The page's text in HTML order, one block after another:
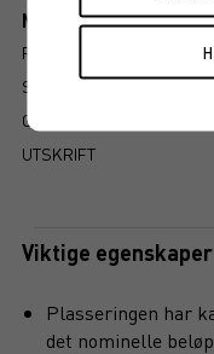
Mer information om
RISIKO
SLIK LESER DU
GRUNDPROSPEKT
UTSKRIFT
Viktige egenskaper
Plasseringen har
det nominelle